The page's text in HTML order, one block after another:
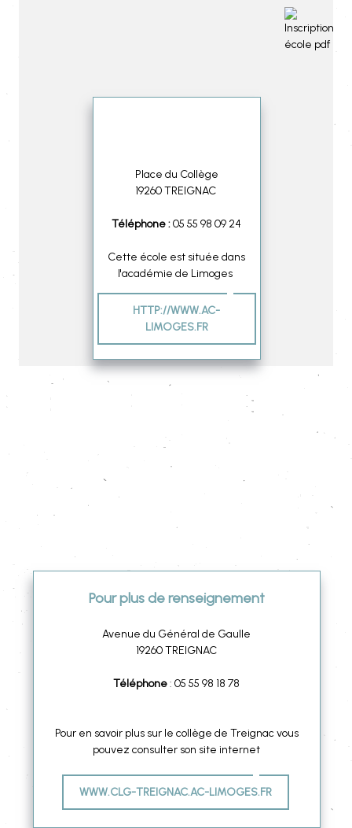
Place du Collège
19260 TREIGNAC
Téléphone :05 55 98 09 24
Cette école est située dans
l'académie de Limoges
HTTP://WWW.AC-
LIMOGES.FR
Collège Lakanal
de Treignac
Pour plus de renseignement
Avenue du Général de Gaulle
19260 TREIGNAC
Téléphone: 05 55 98 18 78
Pour en savoir plus sur le collège de Treignac vous
pouvez consulter son site internet
WWW.CLG-TREIGNAC.AC-LIMOGES.FR